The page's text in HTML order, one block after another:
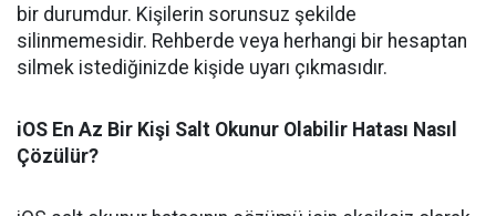
bir durumdur. Kişilerin sorunsuz şekilde
silinmemesidir. Rehberde veya herhangi bir hesaptan
silmek istediğinizde kişide uyarı çıkmasıdır.
iOS En Az Bir Kişi Salt Okunur Olabilir Hatası Nasıl
Çözülür?